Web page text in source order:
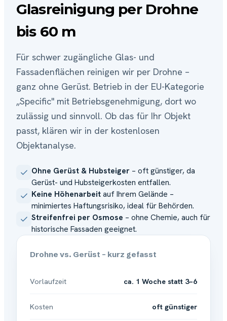
Glasreinigung per Drohne
bis 60 m
Für schwer zugängliche Glas- und
Fassadenflächen reinigen wir per Drohne –
ganz ohne Gerüst. Betrieb in der EU-Kategorie
„Specific" mit Betriebsgenehmigung, dort wo
zulässig und sinnvoll. Ob das für Ihr Objekt
passt, klären wir in der kostenlosen
Objektanalyse.
Ohne Gerüst & Hubsteiger – oft günstiger, da
Gerüst- und Hubsteigerkosten entfallen.
Keine Höhenarbeitauf Ihrem Gelände –
minimiertes Haftungsrisiko, ideal für Behörden.
Streifenfrei per Osmose – ohne Chemie, auch für
historische Fassaden geeignet.
Drohne vs. Gerüst – kurz gefasst
Vorlaufzeit ca. 1 Woche statt 3–6
Kosten oft günstiger